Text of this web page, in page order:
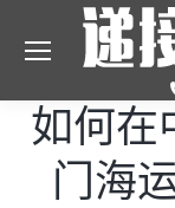
如何在
门海